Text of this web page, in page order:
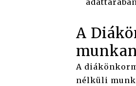
A
A
nélküli